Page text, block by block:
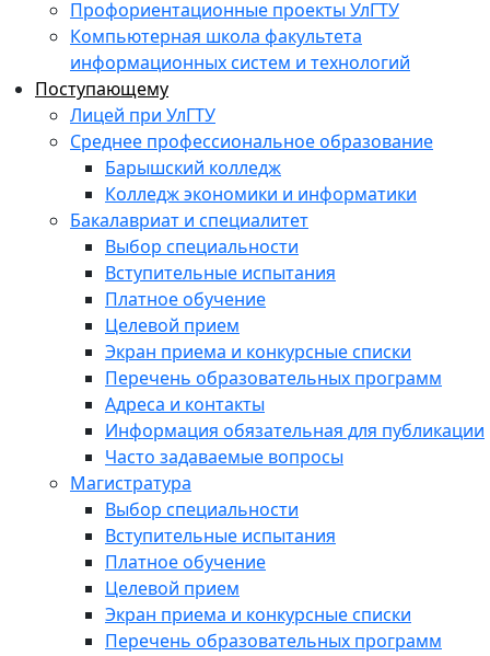
Профориентационные проекты УлГТУ
Компьютерная школа факультета
информационных систем и технологий
Поступающему
Лицей при УлГТУ
Среднее профессиональное образование
Барышский колледж
Колледж экономики и информатики
Бакалавриат и специалитет
Выбор специальности
Вступительные испытания
Платное обучение
Целевой прием
Экран приема и конкурсные списки
Перечень образовательных программ
Адреса и контакты
Информация обязательная для публикации
Часто задаваемые вопросы
Магистратура
Выбор специальности
Вступительные испытания
Платное обучение
Целевой прием
Экран приема и конкурсные списки
Перечень образовательных программ